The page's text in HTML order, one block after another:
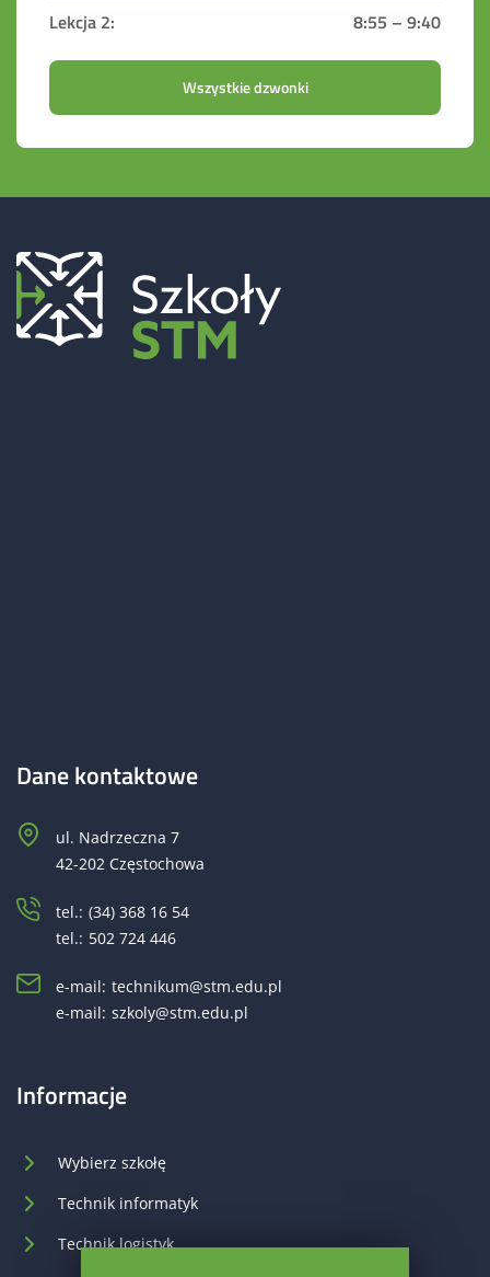
8:55 – 9:40
Wszystkie dzwonki
Dane kontaktowe
ul. Nadrzeczna 7
42-202 Częstochowa
tel.: (34) 368 16 54
tel.: 502 724 446
e-mail: technikum@stm.edu.pl
e-mail: szkoly@stm.edu.pl
Informacje
Wybierz szkołę
Technik informatyk
Technik logistyk